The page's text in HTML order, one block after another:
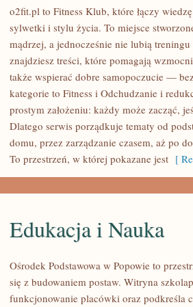
DIETA
ODŻYWIANIE
o2fit.pl to Fitness Klub, które łączy
sylwetki i stylu życia. To miejsce
mądrzej, a jednocześnie nie lubią
znajdziesz treści, które pomagają
także wspierać dobre samopoczucie —
kategorie to Fitness i Odchudzanie i
prostym założeniu: każdy może zacząć,
Dlatego serwis porządkuje tematy od
domu, przez zarządzanie czasem, aż po
To przestrzeń, w której pokazane jest [
Edukacja i Nauka
Ośrodek Podstawowa w Popowie to
się z budowaniem postaw. Witryna
funkcjonowanie placówki oraz podkreśla